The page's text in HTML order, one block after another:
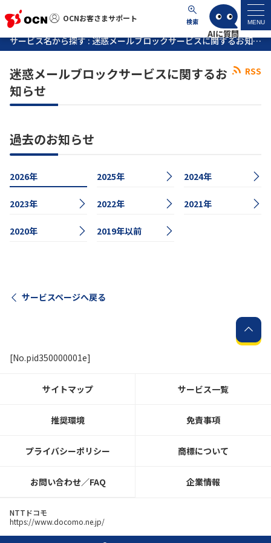
OCNお客さまサポート 検索 MENU
OCNお客さまサポート
マイページ
工事・故障情報
各種ダウンロード
履歴・お気に入り
サポートサイトの使い方
NTTドコモビジネスのお客さ
サービス名から探す : 迷惑メールブロックサービスに関するお知らせ
RSS
迷惑メールブロックサービスに関するお
知らせ
過去のお知らせ
2026年 2025年 2024年
2023年 2022年 2021年
2020年 2019年以前
サービスページへ戻る
[No.pid350000001e]
サイトマップ サービス一覧
推奨環境 免責事項
プライバシーポリシー 商標について
お問い合わせ／FAQ 企業情報
NTTドコモ
https://www.docomo.ne.jp/